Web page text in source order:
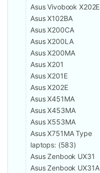
Asus Vivobook X202E
Asus X102BA
Asus X200CA
Asus X200LA
Asus X200MA
Asus X201
Asus X201E
Asus X202E
Asus X451MA
Asus X453MA
Asus X553MA
Asus X751MA Type
laptops: (583)
Asus Zenbook UX31
Asus Zenbook UX31A